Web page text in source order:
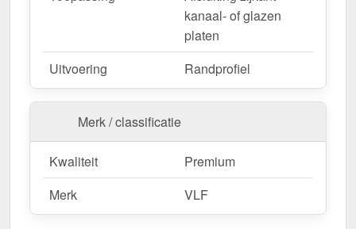
Commerciële hallen & opslagruimte–
Robuuste bevestiging voor duurzame
Agrarische gebouwen
– Weerbestendige
oplossing voor stallen & machinehallen.
Snel geleverd en perfect op elkaar afgestemd!
Zorg voor een stabiele en visueel aantrekkelijke
verbinding voor uw kanaalplaten - bestel nu!
kanaal- of glazen
platen
Uitvoering
Randprofiel
Merk / classificatie
Kwaliteit
Premium
Merk
VLF